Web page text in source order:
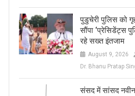
पुडुचेरी पुलिस को
सौंपा ‘प्रेसिडेंट्स
रहे सख्त इंतजाम
August 9, 2026
Dr. Bhanu Pratap
संसद में सांसद